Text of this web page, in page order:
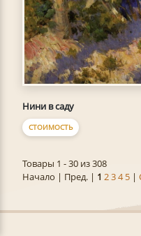
Нини в саду
СТОИМОСТЬ
Товары 1 - 30 из 308
Начало | Пред. | 1 234 5 |